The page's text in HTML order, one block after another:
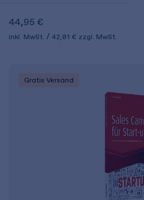
44,95 €
inkl. MwSt. 42,01 € zzgl. MwSt.
Gratis Versand